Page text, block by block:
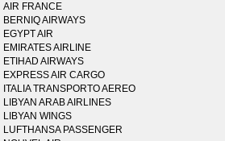
AIR FRANCE
BERNIQ AIRWAYS
EGYPT AIR
EMIRATES AIRLINE
ETIHAD AIRWAYS
EXPRESS AIR CARGO
ITALIA TRANSPORTO AEREO
LIBYAN ARAB AIRLINES
LIBYAN WINGS
LUFTHANSA PASSENGER